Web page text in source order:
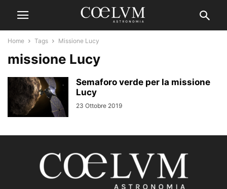
Home Tags Missione Lucy
missione Lucy
Semaforo verde per la missione
Lucy
23 Ottobre 2019